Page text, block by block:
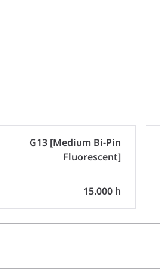
G13 [Medium Bi-Pin
Fluorescent]
15.000 h